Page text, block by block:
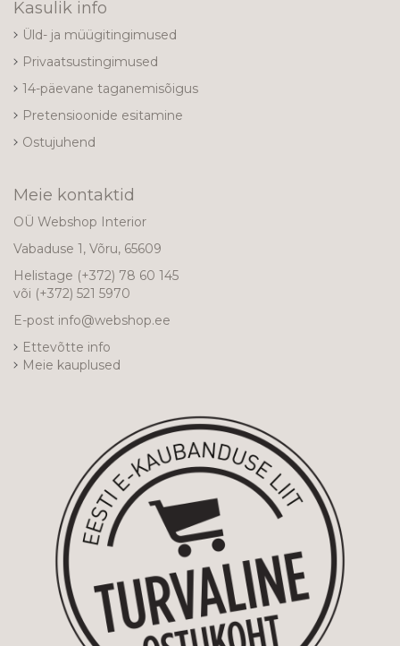
Kasulik info
Üld- ja müügitingimused
Privaatsustingimused
14-päevane taganemisõigus
Pretensioonide esitamine
Ostujuhend
Meie kontaktid
OÜ Webshop Interior
Vabaduse 1, Võru, 65609
Helistage (+372) 78 60 145
või (+372) 521 5970
E-post info@webshop.ee
Ettevõtte info
Meie kauplused